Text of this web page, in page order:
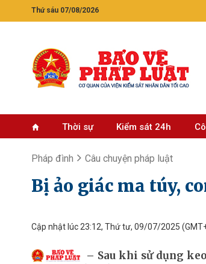
Thứ sáu 07/08/2026
Thời sự Kiểm sát 24h
Pháp đình ​Câu chuyện pháp luật
Bị ảo giác ma túy,
Cập nhật lúc 23:12, Thứ tư, 09/07/2025
Sau khi sử dụng